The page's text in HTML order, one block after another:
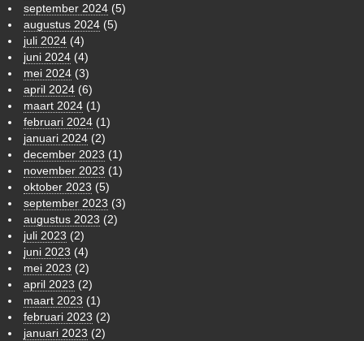
september 2024 (5)
augustus 2024 (5)
juli 2024 (4)
juni 2024 (4)
mei 2024 (3)
april 2024 (6)
maart 2024 (1)
februari 2024 (1)
januari 2024 (2)
december 2023 (1)
november 2023 (1)
oktober 2023 (5)
september 2023 (3)
augustus 2023 (2)
juli 2023 (2)
juni 2023 (4)
mei 2023 (2)
april 2023 (2)
maart 2023 (1)
februari 2023 (2)
januari 2023 (2)